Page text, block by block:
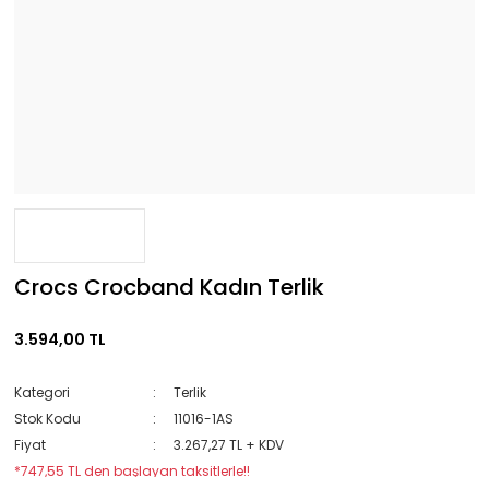
Crocs Crocband Kadın Terlik
3.594,00 TL
Kategori
Terlik
Stok Kodu
11016-1AS
Fiyat
3.267,27 TL + KDV
*747,55 TL den başlayan taksitlerle!!